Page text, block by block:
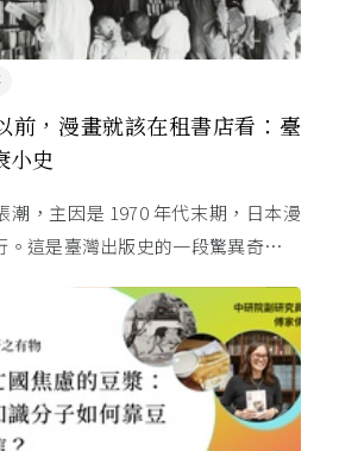
前，漫畫就該在租書店看：臺
小史
潮，主因是 1970 年代末期，日本漫
這是臺灣出版史的一段驚異奇航。